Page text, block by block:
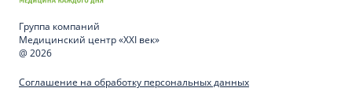
Группа компаний
Медицинский центр «XXI век»
@ 2026
Соглашение на обработку персональных данных